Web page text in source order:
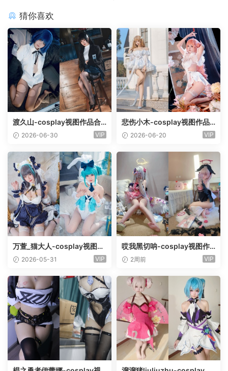
猜你喜欢
渡久山-cosplay视图作品合
集[12套]
2026-06-30 VIP
悲伤小木-cosplay视图作品
合集[10套]
2026-06-20 VIP
万萱_猫大人-cosplay视图作
品合集[9套]
2026-05-31 VIP
哎我黑切呐-cosplay视图作
品合集[8套]
2周前 VIP